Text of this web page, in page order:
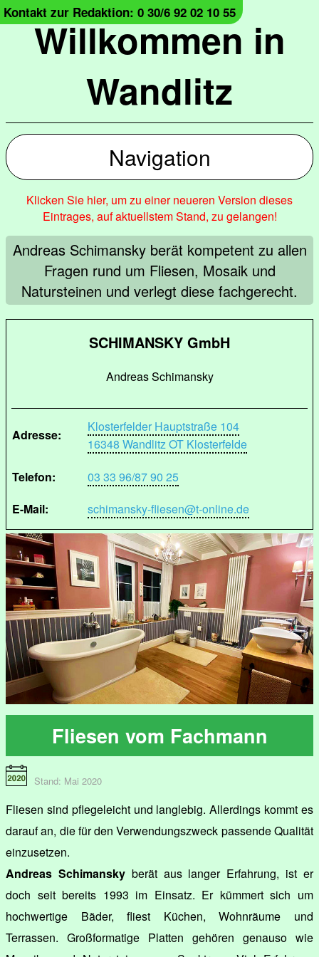
Willkommen in
Wandlitz
Kontakt zur Redaktion: 0 30/6 92 02 10 55
Navigation
Klicken Sie hier, um zu einer neueren Version dieses
Eintrages, auf aktuellstem Stand, zu gelangen!
Andreas Schimansky berät kompetent zu allen
Fragen rund um Fliesen, Mosaik und
Natursteinen und verlegt diese fachgerecht.
SCHIMANSKY GmbH
Andreas Schimansky
Adresse:
Klosterfelder Hauptstraße 104
16348 Wandlitz OT Klosterfelde
Telefon:
03 33 96/87 90 25
E-Mail:
schimansky-fliesen@t-online.de
Fliesen vom Fachmann
Stand: Mai 2020
Fliesen sind pflegeleicht und langlebig. Allerdings kommt es
darauf an, die für den Verwendungszweck passende Qualität
einzusetzen.
Andreas Schimanskyberät aus langer Erfahrung, ist er
doch seit bereits 1993 im Einsatz. Er kümmert sich um
hochwertige Bäder, fliest Küchen, Wohnräume und
Terrassen. Großformatige Platten gehören genauso wie